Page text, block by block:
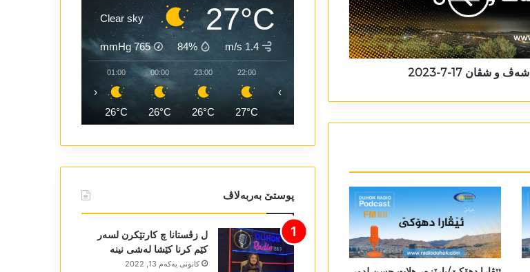
شەڤ و شڤان 17-7-2023
27°C
Clear sky
1.4 m/s
84%
765
mmHg
22:00
27°C
23:00
26°C
00:00
26°C
01:00
26°C
‹ ›
پوستێ بەربەلاڤ
ل زڤستانا چ کارتێکرن لسەر
کێم کرنا کێشا لەشی نینە
كانونی یه‌كه‌م 13, 2022